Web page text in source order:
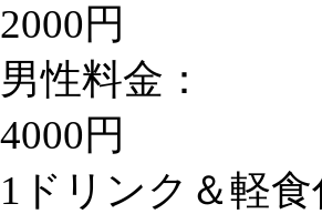
2000円
男性料金：
4000円
1ドリンク＆軽